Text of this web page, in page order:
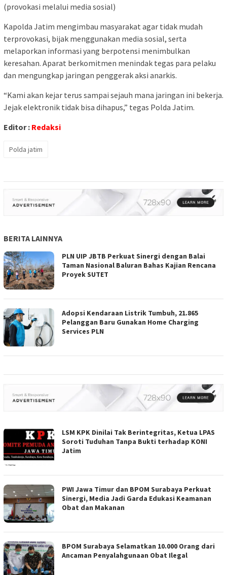
(provokasi melalui media sosial)
Kapolda Jatim mengimbau masyarakat agar tidak mudah
terprovokasi, bijak menggunakan media sosial, serta
melaporkan informasi yang berpotensi menimbulkan
keresahan. Aparat berkomitmen menindak tegas para pelaku
dan mengungkap jaringan penggerak aksi anarkis.
“Kami akan kejar terus sampai sejauh mana jaringan ini bekerja.
Jejak elektronik tidak bisa dihapus,” tegas Polda Jatim.
Editor : Redaksi
Polda jatim
BERITA LAINNYA
PLN UIP JBTB Perkuat Sinergi dengan Balai
Taman Nasional Baluran Bahas Kajian Rencana
Proyek SUTET
Adopsi Kendaraan Listrik Tumbuh, 21.865
Pelanggan Baru Gunakan Home Charging
Services PLN
LSM KPK Dinilai Tak Berintegritas, Ketua LPAS
Soroti Tuduhan Tanpa Bukti terhadap KONI
Jatim
PWI Jawa Timur dan BPOM Surabaya Perkuat
Sinergi, Media Jadi Garda Edukasi Keamanan
Obat dan Makanan
BPOM Surabaya Selamatkan 10.000 Orang dari
Ancaman Penyalahgunaan Obat Ilegal